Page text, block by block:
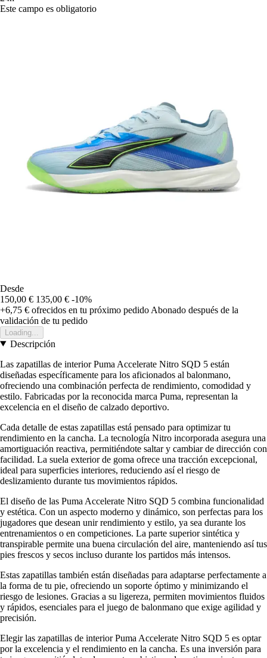
Este campo es obligatorio
Desde
150,00 € 135,00 € -10%
+6,75 € ofrecidos en tu próximo pedido Abonado después de la
validación de tu pedido
Loading...
Descripción
Las zapatillas de interior Puma Accelerate Nitro SQD 5 están
diseñadas específicamente para los aficionados al balonmano,
ofreciendo una combinación perfecta de rendimiento, comodidad y
estilo. Fabricadas por la reconocida marca Puma, representan la
excelencia en el diseño de calzado deportivo.
Cada detalle de estas zapatillas está pensado para optimizar tu
rendimiento en la cancha. La tecnología Nitro incorporada asegura una
amortiguación reactiva, permitiéndote saltar y cambiar de dirección con
facilidad. La suela exterior de goma ofrece una tracción excepcional,
ideal para superficies interiores, reduciendo así el riesgo de
deslizamiento durante tus movimientos rápidos.
El diseño de las Puma Accelerate Nitro SQD 5 combina funcionalidad
y estética. Con un aspecto moderno y dinámico, son perfectas para los
jugadores que desean unir rendimiento y estilo, ya sea durante los
entrenamientos o en competiciones. La parte superior sintética y
transpirable permite una buena circulación del aire, manteniendo así tus
pies frescos y secos incluso durante los partidos más intensos.
Estas zapatillas también están diseñadas para adaptarse perfectamente a
la forma de tu pie, ofreciendo un soporte óptimo y minimizando el
riesgo de lesiones. Gracias a su ligereza, permiten movimientos fluidos
y rápidos, esenciales para el juego de balonmano que exige agilidad y
precisión.
Elegir las zapatillas de interior Puma Accelerate Nitro SQD 5 es optar
por la excelencia y el rendimiento en la cancha. Es una inversión para